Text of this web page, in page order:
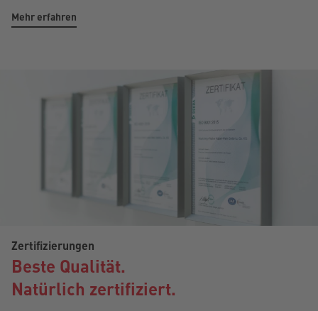
Mehr erfahren
Zertifizierungen
Beste Qualität.
Natürlich zertifiziert.